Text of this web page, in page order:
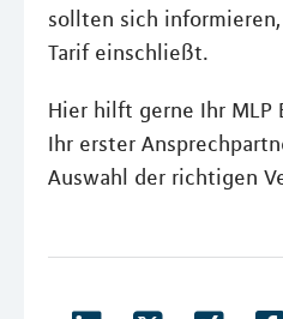
sollten sich
Tarif einschließt.
Hier hilft gerne Ihr MLP
Ihr erster
Auswahl der richtigen